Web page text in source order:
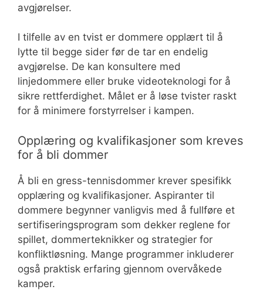
avgjørelser.
I tilfelle av en tvist er dommere opplært til å
lytte til begge sider før de tar en endelig
avgjørelse. De kan konsultere med
linjedommere eller bruke videoteknologi for å
sikre rettferdighet. Målet er å løse tvister raskt
for å minimere forstyrrelser i kampen.
Opplæring og kvalifikasjoner som kreves
for å bli dommer
Å bli en gress-tennisdommer krever spesifikk
opplæring og kvalifikasjoner. Aspiranter til
dommere begynner vanligvis med å fullføre et
sertifiseringsprogram som dekker reglene for
spillet, dommerteknikker og strategier for
konfliktløsning. Mange programmer inkluderer
også praktisk erfaring gjennom overvåkede
kamper.